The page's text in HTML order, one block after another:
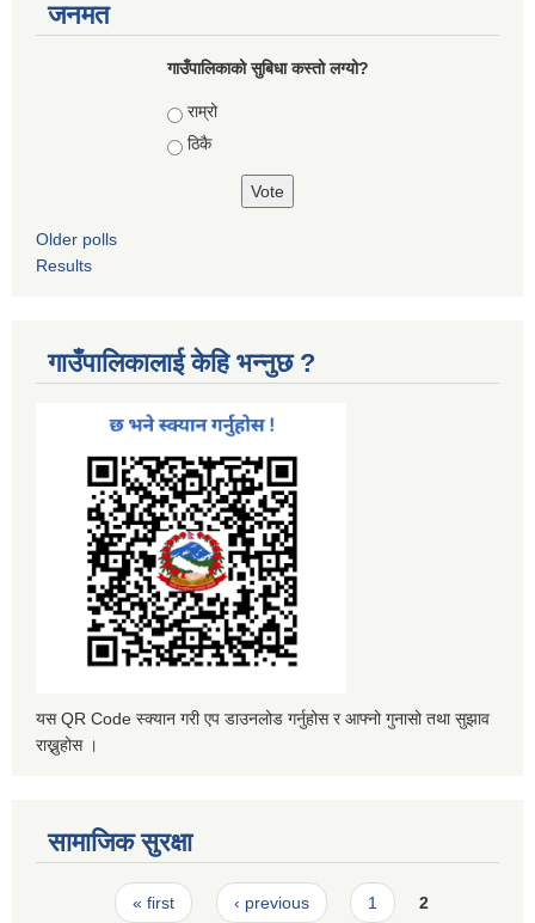
जनमत
गाउँपालिकाको सुबिधा कस्तो लग्यो?
Choices
राम्रो
ठिकै
Older polls
Results
गाउँपालिकालाई केहि भन्नुछ ?
यस QR Code स्क्यान गरी एप डाउनलोड गर्नुहोस र आफ्नो गुनासो तथा सुझाव
राख्नुहोस ।
सामाजिक सुरक्षा
Pages« first ‹ previous 1 2